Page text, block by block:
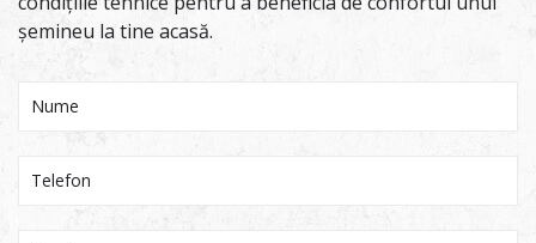
șemineu la tine acasă.